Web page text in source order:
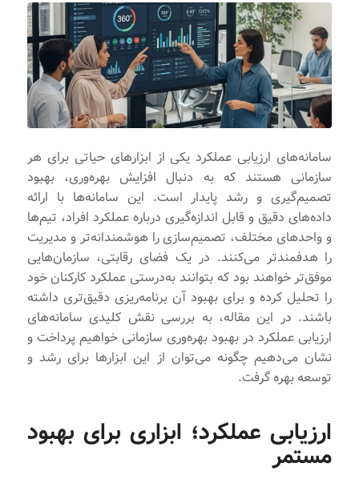
سامانه‌های ارزیابی عملکرد یکی از ابزارهای حیاتی برای هر
سازمانی هستند که به دنبال افزایش بهره‌وری، بهبود
تصمیم‌گیری و رشد پایدار است. این سامانه‌ها با ارائه
داده‌های دقیق و قابل اندازه‌گیری درباره عملکرد افراد، تیم‌ها
و واحدهای مختلف، تصمیم‌سازی را هوشمندانه‌تر و مدیریت
را هدفمندتر می‌کنند. در یک فضای رقابتی، سازمان‌هایی
موفق‌تر خواهند بود که بتوانند به‌درستی عملکرد کارکنان خود
را تحلیل کرده و برای بهبود آن برنامه‌ریزی دقیق‌تری داشته
باشند. در این مقاله، به بررسی نقش کلیدی سامانه‌های
ارزیابی عملکرد در بهبود بهره‌وری سازمانی خواهیم پرداخت و
نشان می‌دهیم چگونه می‌توان از این ابزارها برای رشد و
توسعه بهره گرفت.
ارزیابی عملکرد؛ ابزاری برای بهبود
مستمر